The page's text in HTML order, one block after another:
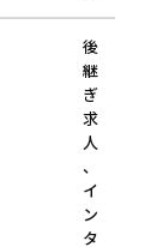
後
継
ぎ
求
人
、
イ
ン
タ